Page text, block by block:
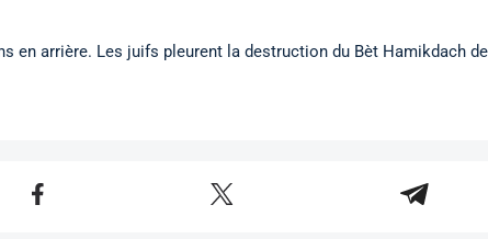
en arrière. Les juifs pleurent la destruction du Bèt Hamikdach